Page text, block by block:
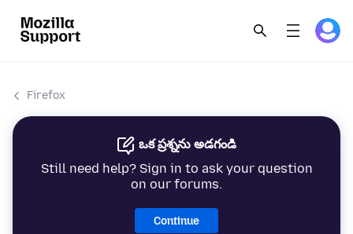
Firefox
ఒక ప్రశ్నను అడగండి
Still need help? Sign in to ask your question
on our forums.
Continue